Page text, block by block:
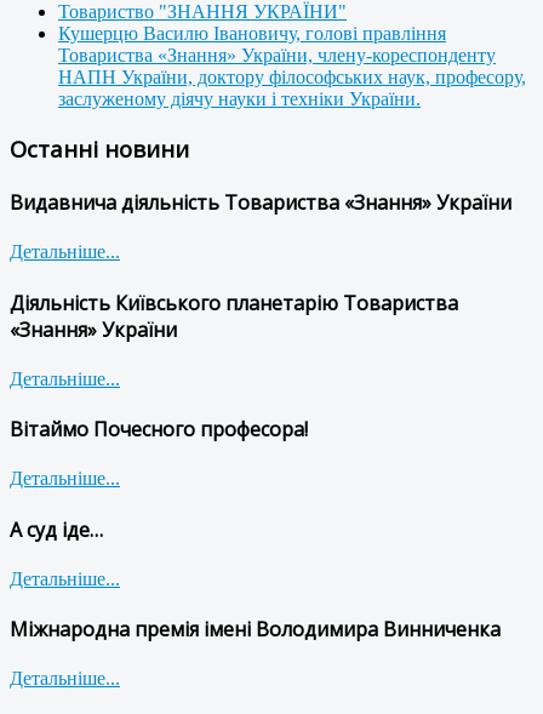
Товариство "ЗНАННЯ УКРАЇНИ"
Кушерцю Василю Івановичу, голові правління
Товариства «Знання» України, члену-кореспонденту
НАПН України, доктору філософських наук, професору,
заслуженому діячу науки і техніки України.
Останні новини
Видавнича діяльність Товариства «Знання» України
Детальніше...
Діяльність Київського планетарію Товариства
«Знання» України
Детальніше...
Вітаймо Почесного професора!
Детальніше...
А суд іде…
Детальніше...
Міжнародна премія імені Володимира Винниченка
Детальніше...